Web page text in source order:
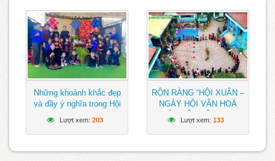
thống nhất đất nước
(30/4/1975 – 30/4/2026)
🇻🇳🌿
Những khoảnh khắc đẹp
và đầy ý nghĩa trong Hội
các dân tộc của trường
Mầm non Chồi Non
Lượt xem: 203
RỘN RÀNG “HỘI XUÂN –
NGÀY HỘI VĂN HOÁ
TRƯỜNG MẦM NON
CHỒI NON, XÃ NAM ĐÀ
Lượt xem: 133